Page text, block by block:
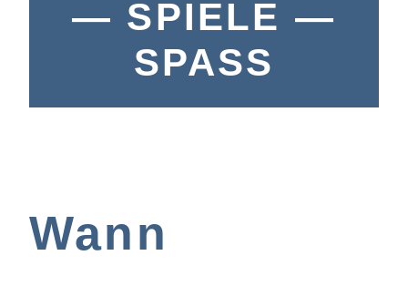
— SPIELE —
SPASS
Wann